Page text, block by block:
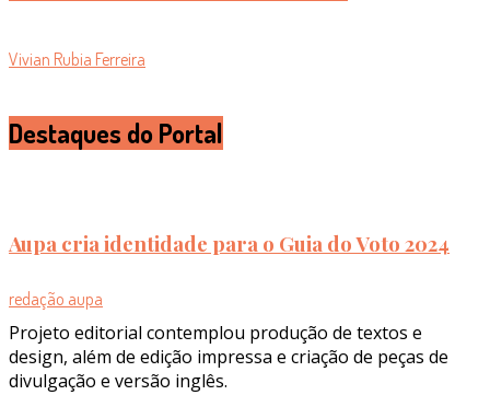
Vivian Rubia Ferreira
Destaques do Portal
Aupa cria identidade para o Guia do Voto 2024
redação aupa
Projeto editorial contemplou produção de textos e
design, além de edição impressa e criação de peças de
divulgação e versão inglês.